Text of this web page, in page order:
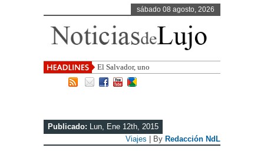
sábado 08 agosto, 2026
El Salvador, uno de los destinos con
mayor pr
Publicado: Lun, Ene 12th, 2015
Viajes | By Redacción NdL